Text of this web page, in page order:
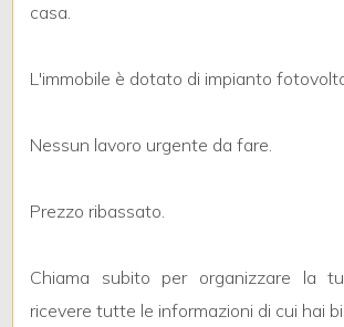
casa.
L'immobile è dotato di impianto
Nessun lavoro urgente da fare.
Prezzo ribassato.
Chiama subito per organizzare la
ricevere tutte le informazioni di cui hai
minimi
Qualsiasi
1
2
3